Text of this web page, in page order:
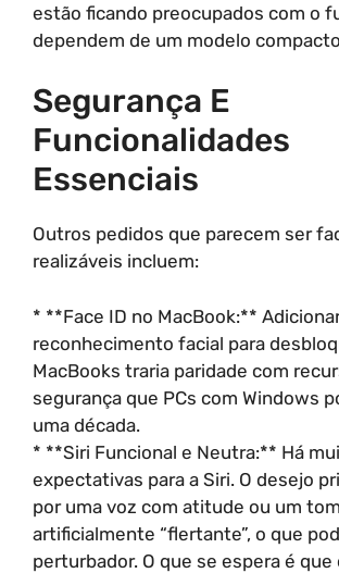
estão ficando preocupados com o
dependem de um modelo
Segurança E
Funcionalidades
Essenciais
Outros pedidos que parecem ser
realizáveis incluem:
* **Face ID no MacBook:**
reconhecimento facial para
MacBooks traria paridade com
segurança que PCs com Windows
uma década.
* **Siri Funcional e Neutra:** Há
expectativas para a Siri. O desejo
por uma voz com atitude ou um tom
artificialmente “flertante”, o que
perturbador. O que se espera é que